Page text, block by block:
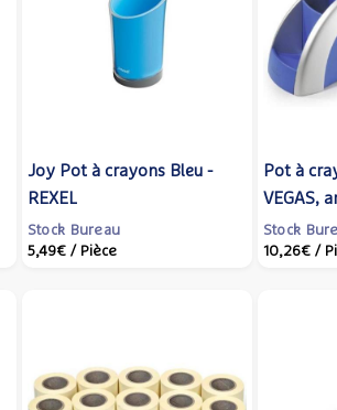
Joy Pot à crayons Bleu -
REXEL
Stock Bureau
5,49€ / Pièce
Pot à
VEGAS,
DURABLE
Stock
10,26€ /